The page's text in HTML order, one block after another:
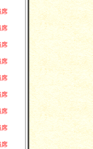
席
席
席
席
席
席
席
席
席